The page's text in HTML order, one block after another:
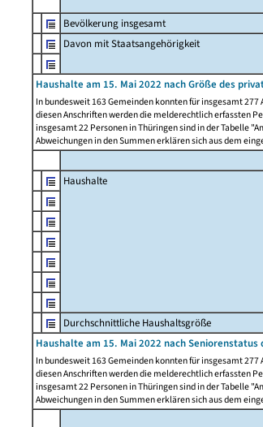
Bevölkerung insgesamt
Davon mit Staatsangehörigkeit
Haushalte am 15. Mai 2022 nach Größe des
In bundesweit 163 Gemeinden konnten für insgesamt
diesen Anschriften werden die melderechtlich erfassten
insgesamt 22 Personen in Thüringen sind in der Tabelle
Abweichungen in den Summen erklären sich aus dem
Haushalte
Durchschnittliche Haushaltsgröße
Haushalte am 15. Mai 2022 nach
In bundesweit 163 Gemeinden konnten für insgesamt
diesen Anschriften werden die melderechtlich erfassten
insgesamt 22 Personen in Thüringen sind in der Tabelle
Abweichungen in den Summen erklären sich aus dem